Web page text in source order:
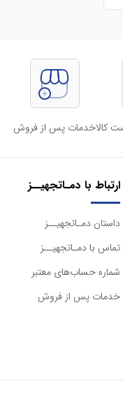
خدمات پس از فروش
ارتباط با دمـاتجهیــز
داستان دمـاتجهیــز
تماس با دمـاتجهیــز
شماره حساب‌های معتبر
خدمات پس از فروش